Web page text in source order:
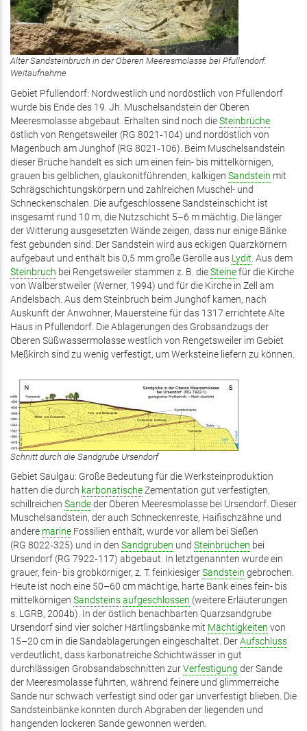
Alter Sandsteinbruch in der Oberen Meeresmolasse bei Pfullendorf.
Weitaufnahme
Gebiet Pfullendorf: Nordwestlich und nordöstlich von Pfullendorf
wurde bis Ende des 19. Jh. Muschelsandstein der ­Oberen
Meeresmolasse abgebaut. Erhalten sind noch dieSteinbrüche
östlich von Rengetsweiler (RG 8021‑104) und nordöstlich von
Magenbuch am Junghof (RG 8021‑106). Beim Muschelsandstein
dieser Brüche handelt es sich um einen fein- bis mittelkörnigen,
grauen bis gelblichen, glaukonitführenden, kalkigen Sandstein mit
Schrägschichtungskörpern und zahlreichen Muschel- und
Schneckenschalen. Die aufgeschlossene Sandsteinschicht ist
insgesamt rund 10 m, die Nutzschicht 5–6 m mächtig. Die länger
der Witterung ausgesetzten Wände zeigen, dass nur einige Bänke
fest gebunden sind. Der Sandstein wird aus eckigen Quarzkörnern
aufgebaut und enthält bis 0,5 mm große Gerölle aus Lydit. Aus dem
Steinbruch bei Rengetsweiler stammen z. B. dieSteinefür die Kirche
von Walberstweiler (Werner, 1994) und für die Kirche in Zell am
Andelsbach. Aus dem Steinbruch beim Junghof kamen, nach
Auskunft der Anwohner, Mauersteine für das 1317 errichtete Alte
Haus in Pfullendorf. Die Ablagerungen des Grobsandzugs der
Oberen Süßwassermolasse westlich von Rengetsweiler im Gebiet
Meßkirch sind zu wenig verfestigt, um Werksteine liefern zu können.
Schnitt durch die Sandgrube Ursendorf
Gebiet Saulgau: Große Bedeutung für die Werksteinproduktion
hatten die durch karbonatischeZementation gut verfestigten,
schillreichen Sandeder Oberen Meeresmolasse bei Ursendorf. Dieser
Muschelsandstein, der auch Schneckenreste, Haifischzähne und
andere marine Fossilien enthält, wurde vor allem bei Sießen
(RG 8022‑325) und in den Sandgruben und Steinbrüchen bei
Ursendorf (RG 7922‑117) abgebaut. In letztgenannten wurde ein
grauer, fein- bis grobkörniger, z. T. feinkiesigerSandstein gebrochen.
Heute ist noch eine 50–60 cm mächtige, harte Bank eines fein- bis
mittelkörnigen Sandsteinsaufgeschlossen (weitere Erläuterungen
s. LGRB, 2004b). In der östlich benachbarten Quarzsandgrube
Ursendorf sind vier solcher Härtlingsbänke mit Mächtigkeiten von
15–20 cm in die Sandablagerungen eingeschaltet. DerAufschluss
verdeutlicht, dass karbonatreiche Schichtwässer in gut
durchlässigen Grobsandabschnitten zurVerfestigung der Sande
der Meeresmolasse führten, während feinere und glimmerreiche
Sande nur schwach verfestigt sind oder gar unverfestigt blieben. Die
Sandsteinbänke konnten durch Abgraben der liegenden und
hangenden lockeren Sande gewonnen werden.